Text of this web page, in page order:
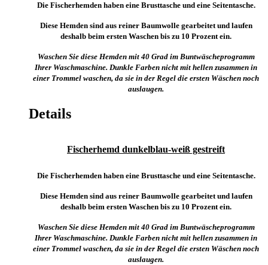
Die Fischerhemden haben eine Brusttasche und eine Seitentasche.
Diese Hemden sind aus reiner Baumwolle gearbeitet und laufen
deshalb beim ersten Waschen bis zu 10 Prozent ein.
Waschen Sie diese Hemden mit 40 Grad im Buntwäscheprogramm
Ihrer Waschmaschine. Dunkle Farben nicht mit hellen zusammen in
einer Trommel waschen, da sie in der Regel die ersten Wäschen noch
auslaugen.
Details
Fischerhemd dunkelblau-weiß gestreift
Die Fischerhemden haben eine Brusttasche und eine Seitentasche.
Diese Hemden sind aus reiner Baumwolle gearbeitet und laufen
deshalb beim ersten Waschen bis zu 10 Prozent ein.
Waschen Sie diese Hemden mit 40 Grad im Buntwäscheprogramm
Ihrer Waschmaschine. Dunkle Farben nicht mit hellen zusammen in
einer Trommel waschen, da sie in der Regel die ersten Wäschen noch
auslaugen.